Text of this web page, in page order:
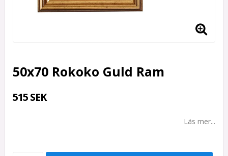
50x70 Rokoko Guld Ram
515 SEK
Läs mer...